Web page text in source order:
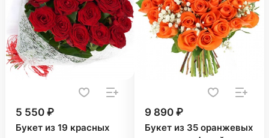
5 550 ₽
Букет из 19 красных
9 890 ₽
Букет из 35 оранжевых